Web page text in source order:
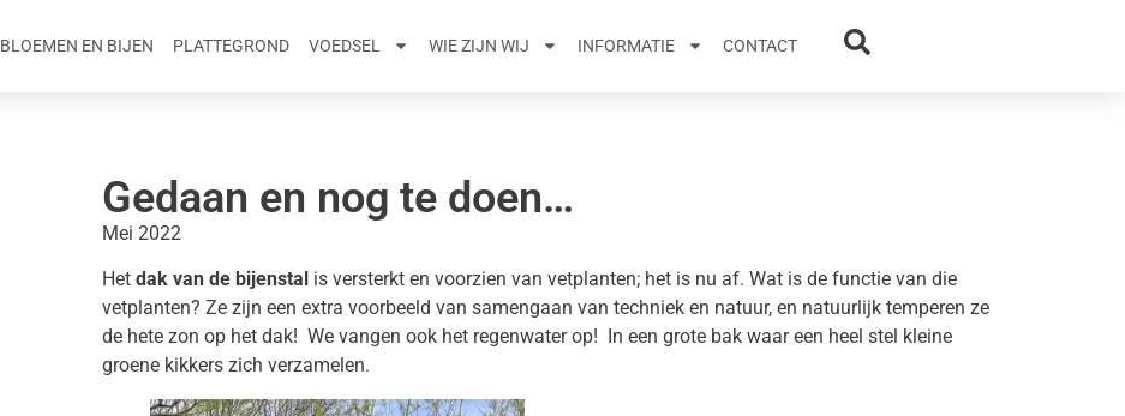
BLOEMEN EN BIJEN PLATTEGROND VOEDSEL WIE ZIJN WIJ INFORMATIE CONTACT
Gedaan en nog te doen…
Mei 2022
Het dak van de bijenstal is versterkt en voorzien van vetplanten; het is nu af. Wat is de functie van die
vetplanten? Ze zijn een extra voorbeeld van samengaan van techniek en natuur, en natuurlijk temperen ze
de hete zon op het dak! We vangen ook het regenwater op! In een grote bak waar een heel stel kleine
groene kikkers zich verzamelen.